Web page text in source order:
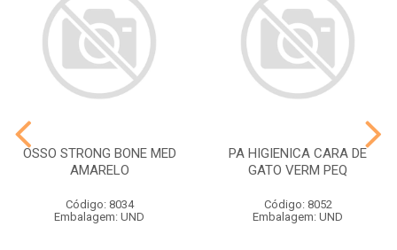
OSSO STRONG BONE MED
AMARELO
Código: 8034
Embalagem: UND
PA HIGIENICA CARA DE
GATO VERM PEQ
Código: 8052
Embalagem: UND